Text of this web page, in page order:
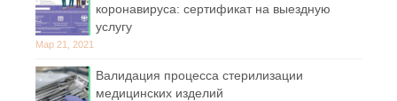
коронавируса: сертификат на выездную
услугу
Мар 21, 2021
Валидация процесса стерилизации
медицинских изделий